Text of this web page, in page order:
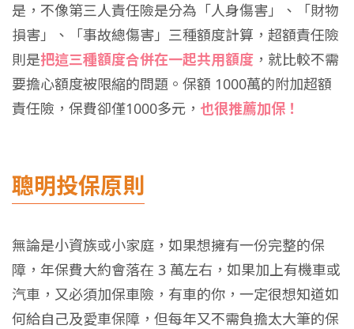
是，不像第三人責任險是分為「人身傷害」、「財物
損害」、「事故總傷害」三種額度計算，超額責任險
則是把這三種額度合併在一起共用額度 ，就比較不需
要擔心額度被限縮的問題。保額 1000萬的附加超額
責任險，保費卻僅1000多元， 也很推薦加保！
聰明投保原則
無論是小資族或小家庭，如果想擁有一份完整的保
障，年保費大約會落在 3 萬左右，如果加上有機車或
汽車，又必須加保車險，有車的你，一定很想知道如
何給自己及愛車保障，但每年又不需負擔太大筆的保